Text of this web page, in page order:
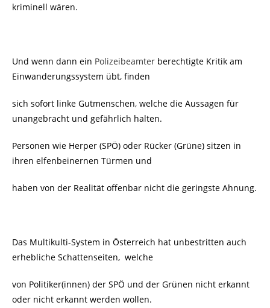
kriminell wären.
Und wenn dann ein Polizeibeamter berechtigte Kritik am
Einwanderungssystem übt, finden
sich sofort linke Gutmenschen, welche die Aussagen für
unangebracht und gefährlich halten.
Personen wie Herper (SPÖ) oder Rücker (Grüne) sitzen in
ihren elfenbeinernen Türmen und
haben von der Realität offenbar nicht die geringste Ahnung.
Das Multikulti-System in Österreich hat unbestritten auch
erhebliche Schattenseiten, welche
von Politiker(innen) der SPÖ und der Grünen nicht erkannt
oder nicht erkannt werden wollen.